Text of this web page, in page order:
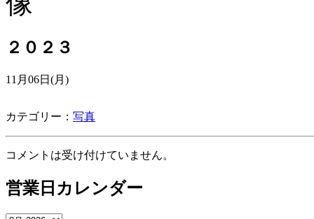
２０２３
11月06日(月)
カテゴリー： 写真
コメントは受け付けていません。
営業日カレンダー